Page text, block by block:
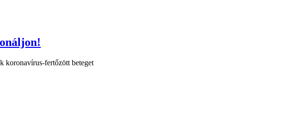
koronavírus-fertőzött beteget